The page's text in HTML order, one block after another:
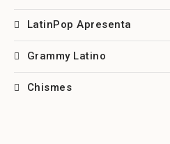
LatinPop Apresenta
Grammy Latino
Chismes